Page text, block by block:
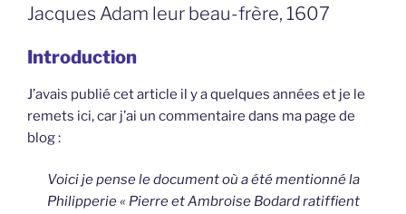
Jacques Adam leur beau-frère, 1607
Introduction
J’avais publié cet article il y a quelques années et je le
remets ici, car j’ai un commentaire dans ma page de
blog :
Voici je pense le document où a été mentionné la
Philipperie « Pierre et Ambroise Bodard ratiffient